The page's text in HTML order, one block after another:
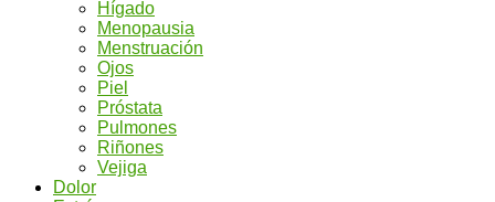
Hígado
Menopausia
Menstruación
Ojos
Piel
Próstata
Pulmones
Riñones
Vejiga
Dolor